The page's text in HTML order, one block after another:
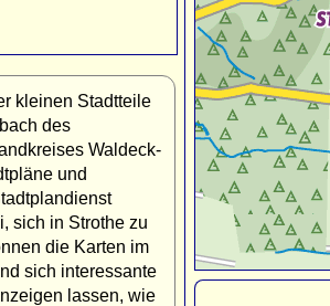
kleinen Stadtteile
des
Waldeck-
und
sich in Strothe zu
die Karten im
sich interessante
lassen, wie